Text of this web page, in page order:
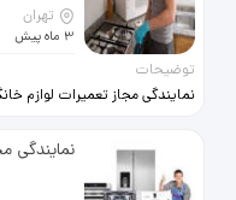
09101459274
https://www.tamirpersian.com
تهران
3 ماه پیش
توضیحات
نمایندگی مجاز تعمیرات لوازم
تعمیر انواع اجاق گاز لباسشویی
ظرفشویی ماکروفر فر برقی با
متخصصین کارآزموده در محل
نمایندگی